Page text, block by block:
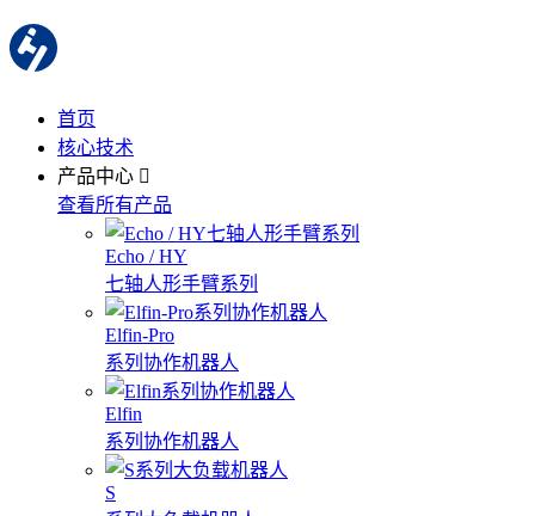
首页
核心技术
产品中心
查看所有产品
Echo / HY
七轴人形手臂系列
Elfin-Pro
系列协作机器人
Elfin
系列协作机器人
S